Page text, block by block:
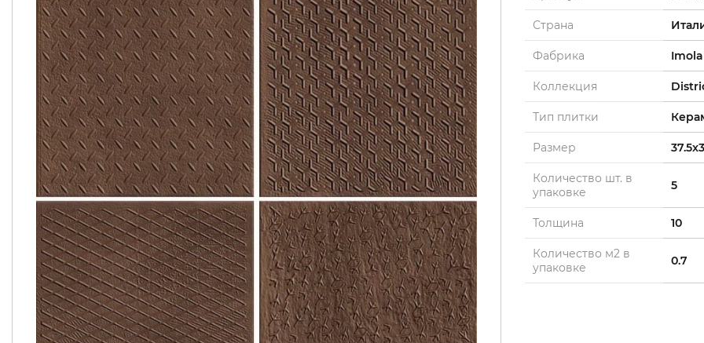
Страна
Фабрика Imola
Коллекция
Тип плитки
Размер
Количество шт. в
упаковке
5
Толщина 10
Количество м2 в
упаковке
0.7